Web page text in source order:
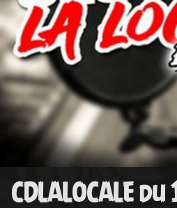
CDLALOCALE